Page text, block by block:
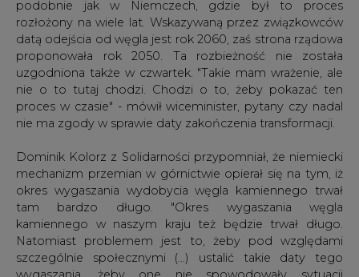
uzgodniona także w czwartek. "Takie mam wrażenie, ale
nie o to tutaj chodzi. Chodzi o to, żeby pokazać ten
proces w czasie" - mówił wiceminister, pytany czy nadal
nie ma zgody w sprawie daty zakończenia transformacji.
Dominik Kolorz z Solidarności przypomniał, że niemiecki
mechanizm przemian w górnictwie opierał się na tym, iż
okres wygaszania wydobycia węgla kamiennego trwał
kamiennego w naszym kraju też będzie trwał długo.
Natomiast problemem jest to, żeby pod względami
szczególnie społecznymi (...) ustalić takie daty tego
wygaszania, żeby one nie spowodowały sytuacji
strukturalnego bezrobocia w niektórych miastach.
Chodzi, generalnie rzecz biorąc, o okres transformacji" -
wyjaśnił związkowiec.